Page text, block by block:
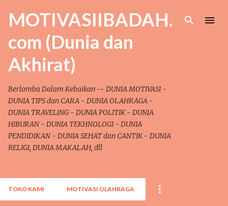
Skip to main content
MOTIVASIIBADAH.
com (Dunia dan
Akhirat)
Berlomba Dalam Kebaikan -- DUNIA MOTIVASI -
DUNIA TIPS dan CARA - DUNIA OLAHRAGA -
DUNIA TRAVELING - DUNIA POLITIK - DUNIA
HIBURAN - DUNIA TEKHNOLOGI - DUNIA
PENDIDIKAN - DUNIA SEHAT dan CANTIK - DUNIA
RELIGI, DUNIA MAKALAH, dll
TOKO KAMI MOTIVASI OLAHRAGA